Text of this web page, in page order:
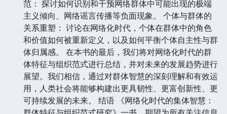
范： 探讨如何识别和干预网络群体中可能出现的极端
主义倾向、网络谣言传播等负面现象。 个体与群体的
关系重塑： 讨论在网络化时代，个体在群体中的角色
和价值如何被重新定义，以及如何平衡个体自主性与群
体归属感。 在本书的最后，我们将对网络化时代的群
体特征与组织范式进行总结，并对未来的发展趋势进行
展望。我们相信，通过对群体智慧的深刻理解和有效运
用，人类社会将能够构建出更具韧性、更富创新性、更
可持续发展的未来。 结语 《网络化时代的集体智慧：